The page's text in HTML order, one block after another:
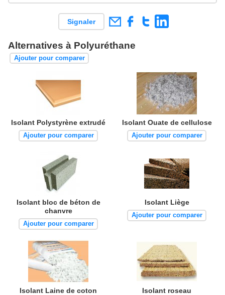
Signaler
Alternatives à Polyuréthane
Ajouter pour comparer
Isolant Polystyrène extrudé
Ajouter pour comparer
Isolant Ouate de cellulose
Ajouter pour comparer
Isolant bloc de béton de
chanvre
Ajouter pour comparer
Isolant Liège
Ajouter pour comparer
Isolant Laine de coton Isolant roseau